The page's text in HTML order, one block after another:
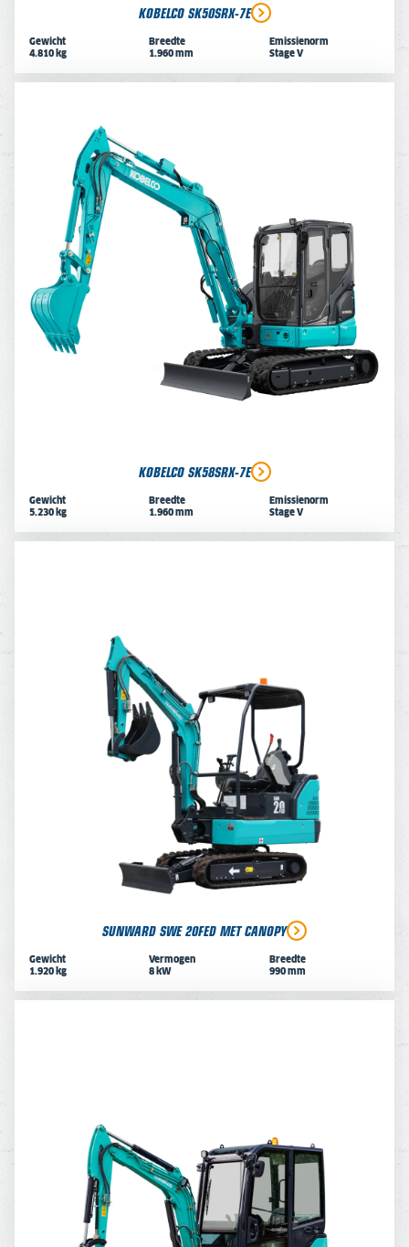
KOBELCO SK50SRX-7E
Gewicht
4.810 kg
Breedte
1.960 mm
Emissienorm
Stage V
KOBELCO SK58SRX-7E
Gewicht
5.230 kg
Breedte
1.960 mm
Emissienorm
Stage V
SUNWARD SWE 20FED MET CANOPY
Gewicht
1.920 kg
Vermogen
8 kW
Breedte
990 mm